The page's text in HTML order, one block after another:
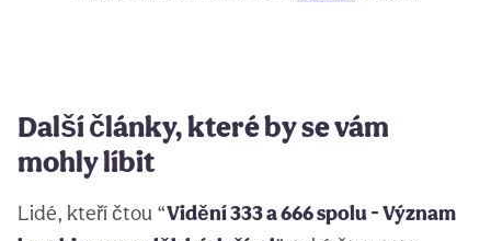
Další články, které by se vám
mohly líbit
Lidé, kteří čtou “Vidění 333 a 666 spolu - Význam